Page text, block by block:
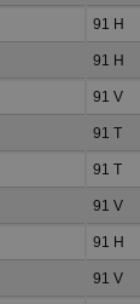
91 H
91 H
91 V
91 T
91 T
91 V
91 H
91 V